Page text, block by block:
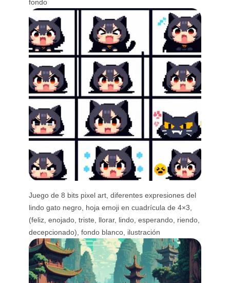
fondo
Juego de 8 bits pixel art, diferentes expresiones del
lindo gato negro, hoja emoji en cuadrícula de 4×3,
(feliz, enojado, triste, llorar, lindo, esperando, riendo,
decepcionado), fondo blanco, ilustración